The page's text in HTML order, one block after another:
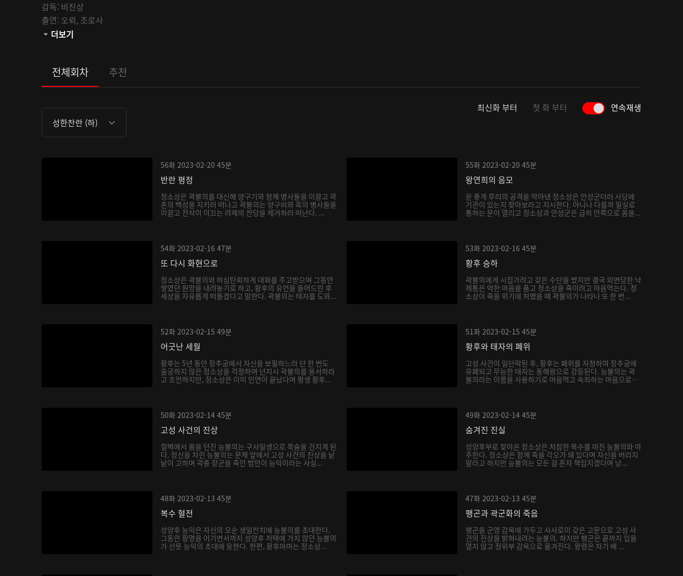
감독: 비진상
출연: 오뢰, 조로사
관람등급:
더보기
전체회차 추천
성한찬란 (하)
최신화 부터 첫 화 부터 연속재생
56화 2023-02-20 45분
반란 평정
정소상은 곽불의를 대신해 양구기와 함께 병사들을 이끌고 곽
촌의 백성을 지키러 떠나고 곽불의는 양구비와 흑의 병사들을
이끌고 전삭이 이끄는 려제의 잔당을 제거하러 떠난다. ...
55화 2023-02-20 45분
왕연희의 음모
운 좋게 루리의 공격을 막아낸 정소상은 안성군더러 사당에
기관이 있는지 찾아보라고 지시한다. 아니나 다를까 밀실로
통하는 문이 열리고 정소상과 안성군은 급히 안쪽으로 몸을...
54화 2023-02-16 47분
또 다시 화현으로
정소상은 곽불의와 허심탄회하게 대화를 주고받으며 그동안
쌓였던 원망을 내려놓기로 하고, 황후의 유언을 들어드린 후
세상을 자유롭게 떠돌겠다고 말한다. 곽불의는 태자를 도와...
53화 2023-02-16 45분
황후 승하
곽불의에게 시집가려고 갖은 수단을 썼지만 결국 외면당한 낙
제통은 억한 마음을 품고 정소상을 죽이려고 마음먹는다. 정
소상이 죽을 위기에 처했을 때 곽불의가 나타나 또 한 번...
52화 2023-02-15 49분
어긋난 세월
황후는 5년 동안 장추궁에서 자신을 보필하느라 단 한 번도
출궁하지 않은 정소상을 걱정하며 넌지시 곽불의를 용서하라
고 조언하지만, 정소상은 이미 인연이 끝났다며 평생 황후...
51화 2023-02-15 45분
황후와 태자의 폐위
고성 사건이 일단락된 후, 황후는 폐위를 자청하여 장추궁에
유폐되고 무능한 태자는 동해왕으로 강등된다. 능불의는 곽
불의라는 이름을 사용하기로 마음먹고 속죄하는 마음으로
50화 2023-02-14 45분
고성 사건의 진상
절벽에서 몸을 던진 능불의는 구사일생으로 목숨을 건지게 된
다. 정신을 차린 능불의는 문제 앞에서 고성 사건의 진상을 낱
낱이 고하며 곽충 장군을 죽인 범인이 능익이라는 사실...
49화 2023-02-14 45분
숨겨진 진실
성양후부로 찾아온 정소상은 처참한 복수를 마친 능불의와 마
주한다. 정소상은 함께 죽을 각오가 돼 있다며 자신을 버리지
말라고 하지만 능불의는 모든 걸 혼자 책임지겠다며 낭...
48화 2023-02-13 45분
복수 혈전
성양후 능익은 자신의 오순 생일잔치에 능불의를 초대한다.
그동안 황명을 어기면서까지 성양후 저택에 가지 않던 능불의
가 선뜻 능익의 초대에 응한다. 한편, 황후마마는 정소상...
47화 2023-02-13 45분
팽곤과 곽군화의 죽음
팽곤을 군영 감옥에 가두고 사사로이 갖은 고문으로 고성 사
건의 진상을 밝혀내려는 능불의. 하지만 팽곤은 끝까지 입을
열지 않고 정위부 감옥으로 옮겨진다. 왕령은 자기 배 ...